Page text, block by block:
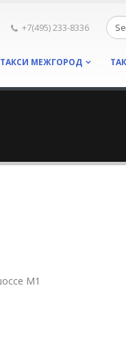
+7(495) 233-8336
ТАКСИ МЕЖГОРОД
М1